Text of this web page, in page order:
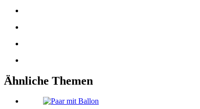
Ähnliche Themen